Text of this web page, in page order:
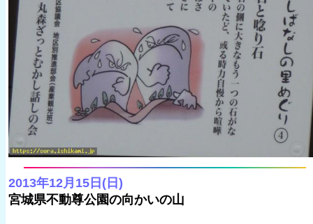
2013年12月15日(日)
宮城県不動尊公園の向かいの山